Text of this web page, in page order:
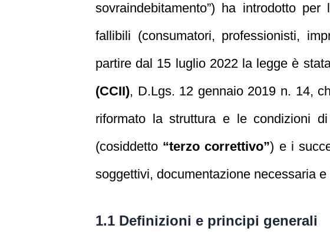
sovraindebitamento”) ha introdotto
fallibili (consumatori, professionisti,
partire dal 15 luglio 2022 la legge è
(CCII), D.Lgs. 12 gennaio 2019 n. 14,
riformato la struttura e le condizioni
(cosiddetto “terzo correttivo”) e i
soggettivi, documentazione necessaria
1.1 Definizioni e principi generali